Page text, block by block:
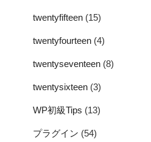
twentyfifteen (15)
twentyfourteen (4)
twentyseventeen (8)
twentysixteen (3)
WP初級Tips (13)
プラグイン (54)